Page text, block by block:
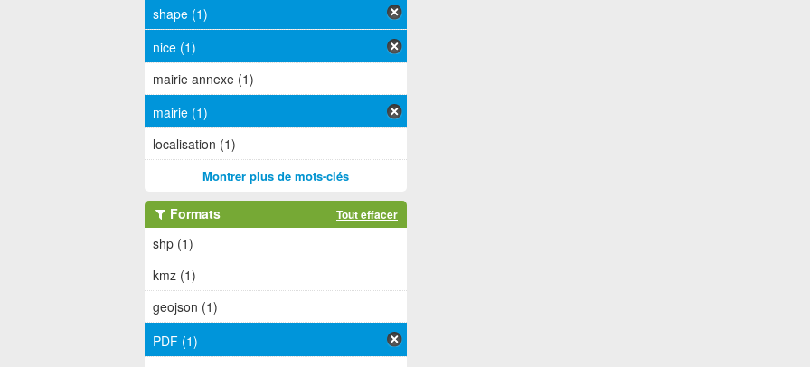
shape (1)
nice (1)
mairie annexe (1)
mairie (1)
localisation (1)
Montrer plus de mots-clés
Formats Tout effacer
shp (1)
kmz (1)
geojson (1)
PDF (1)